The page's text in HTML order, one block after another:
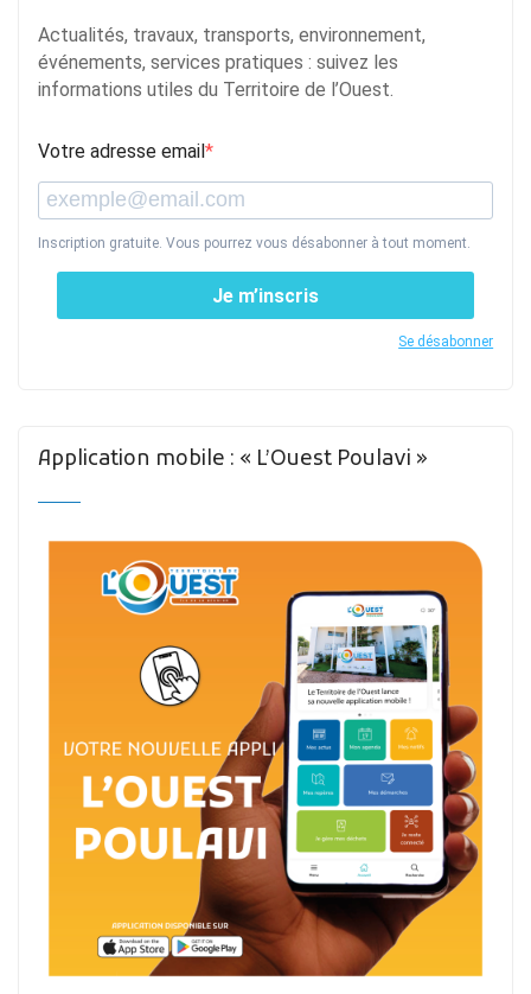
Actualités, travaux, transports, environnement,
événements, services pratiques : suivez les
informations utiles du Territoire de l’Ouest.
Votre adresse email
Inscription gratuite. Vous pourrez vous désabonner à tout moment.
Je m’inscris
Se désabonner
Application mobile : « L’Ouest Poulavi »